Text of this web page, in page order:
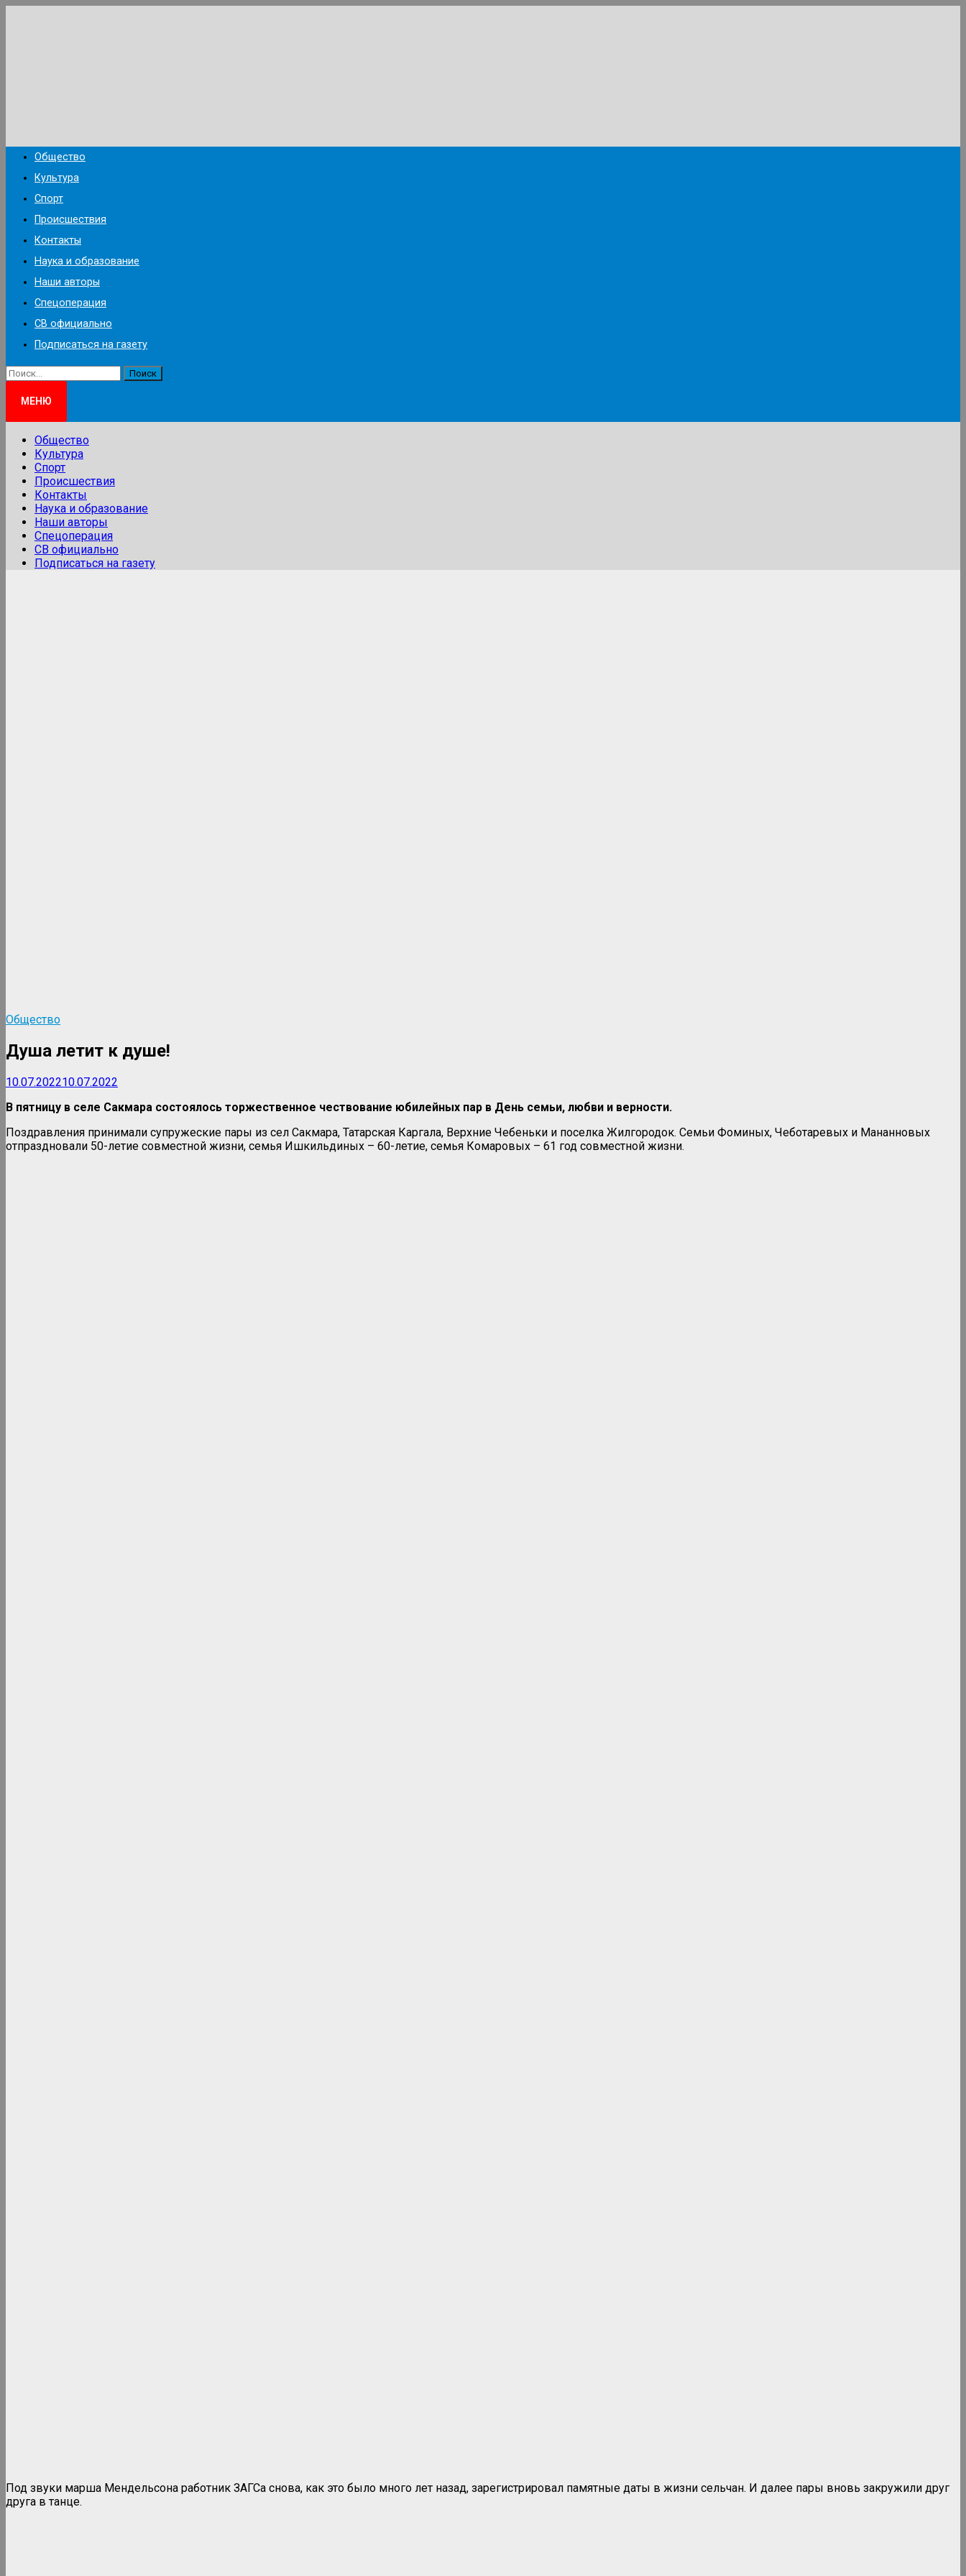
Общество
Культура
Спорт
Происшествия
Контакты
Наука и образование
Наши авторы
Спецоперация
СВ официально
Подписаться на газету
Найти:
МЕНЮ
Общество
Культура
Спорт
Происшествия
Контакты
Наука и образование
Наши авторы
Спецоперация
СВ официально
Подписаться на газету
Общество
Душа летит к душе!
10.07.202210.07.2022
В пятницу в селе Сакмара состоялось торжественное чествование юбилейных пар в День семьи, любви и верности.
Поздравления принимали супружеские пары из сел Сакмара, Татарская Каргала, Верхние Чебеньки и поселка Жилгородок. Семьи Фоминых, Чеботаревых и Мананновых
отпраздновали 50-летие совместной жизни, семья Ишкильдиных – 60-летие, семья Комаровых – 61 год совместной жизни.
Под звуки марша Мендельсона работник ЗАГСа снова, как это было много лет назад, зарегистрировал памятные даты в жизни сельчан. И далее пары вновь закружили друг
друга в танце.